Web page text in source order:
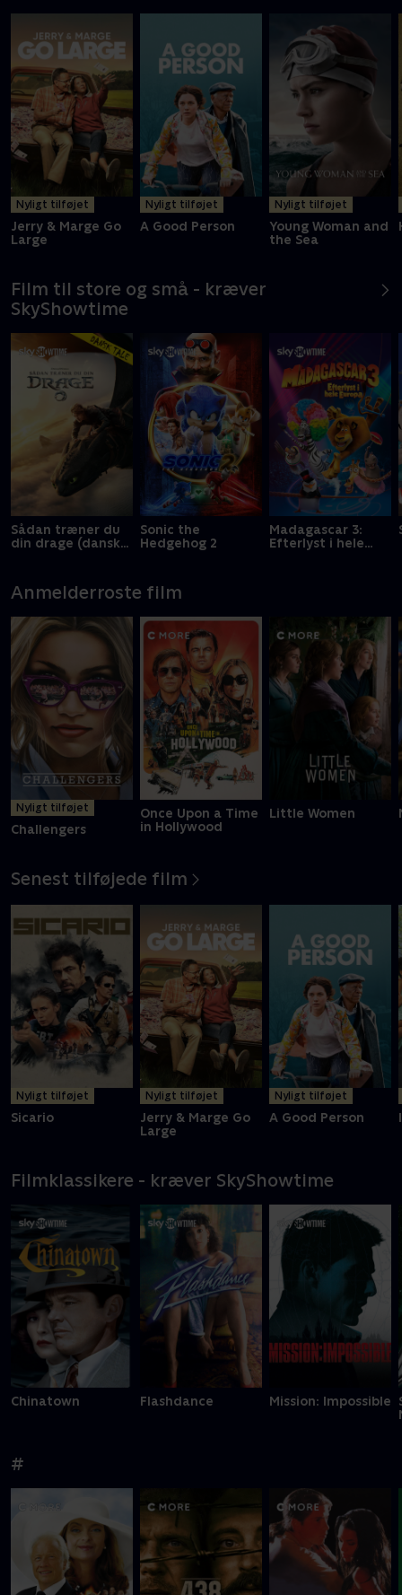
Nyligt tilføjet
Jerry & Marge Go
Large
Nyligt tilføjet
A Good Person
Nyligt tilføjet
Young Woman and
the Sea
Film til store og små - kræver
SkyShowtime
Sådan træner du
din drage (dansk
Sonic the
Hedgehog 2
Madagascar 3:
Efterlyst i hele
Anmelderroste film
Nyligt tilføjet
Challengers
Once Upon a Time
in Hollywood
Little Women
Senest tilføjede film
Nyligt tilføjet
Sicario
Nyligt tilføjet
Jerry & Marge Go
Large
Nyligt tilføjet
A Good Person
Filmklassikere - kræver SkyShowtime
Chinatown Flashdance Mission: Impossible
#